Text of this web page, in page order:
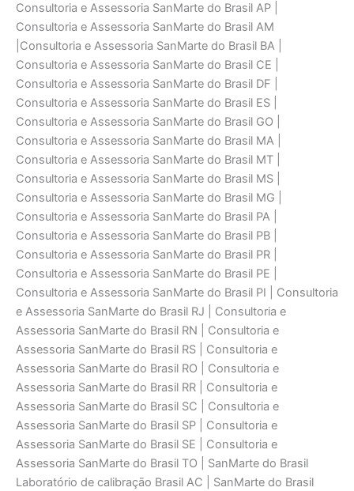
Consultoria e Assessoria SanMarte do Brasil AP |
Consultoria e Assessoria SanMarte do Brasil AM
|Consultoria e Assessoria SanMarte do Brasil BA |
Consultoria e Assessoria SanMarte do Brasil CE |
Consultoria e Assessoria SanMarte do Brasil DF |
Consultoria e Assessoria SanMarte do Brasil ES |
Consultoria e Assessoria SanMarte do Brasil GO |
Consultoria e Assessoria SanMarte do Brasil MA |
Consultoria e Assessoria SanMarte do Brasil MT |
Consultoria e Assessoria SanMarte do Brasil MS |
Consultoria e Assessoria SanMarte do Brasil MG |
Consultoria e Assessoria SanMarte do Brasil PA |
Consultoria e Assessoria SanMarte do Brasil PB |
Consultoria e Assessoria SanMarte do Brasil PR |
Consultoria e Assessoria SanMarte do Brasil PE |
Consultoria e Assessoria SanMarte do Brasil PI | Consultoria
e Assessoria SanMarte do Brasil RJ | Consultoria e
Assessoria SanMarte do Brasil RN | Consultoria e
Assessoria SanMarte do Brasil RS | Consultoria e
Assessoria SanMarte do Brasil RO | Consultoria e
Assessoria SanMarte do Brasil RR | Consultoria e
Assessoria SanMarte do Brasil SC | Consultoria e
Assessoria SanMarte do Brasil SP | Consultoria e
Assessoria SanMarte do Brasil SE | Consultoria e
Assessoria SanMarte do Brasil TO | SanMarte do Brasil
Laboratório de calibraçāo Brasil AC | SanMarte do Brasil